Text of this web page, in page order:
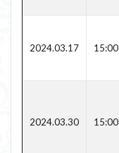
2024.03.17 15:00
2024.03.30 15:00